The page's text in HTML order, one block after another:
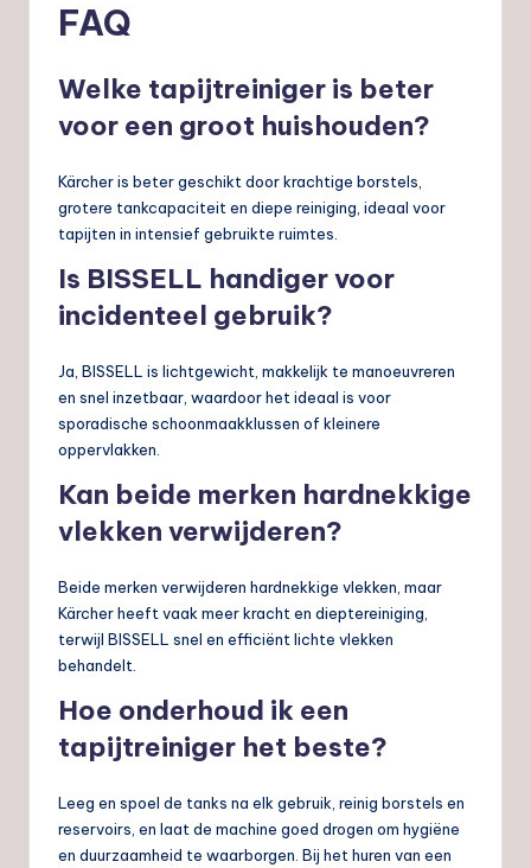
FAQ
Welke tapijtreiniger is beter
voor een groot huishouden?
Kärcher is beter geschikt door krachtige borstels,
grotere tankcapaciteit en diepe reiniging, ideaal voor
tapijten in intensief gebruikte ruimtes.
Is BISSELL handiger voor
incidenteel gebruik?
Ja, BISSELL is lichtgewicht, makkelijk te manoeuvreren
en snel inzetbaar, waardoor het ideaal is voor
sporadische schoonmaakklussen of kleinere
oppervlakken.
Kan beide merken hardnekkige
vlekken verwijderen?
Beide merken verwijderen hardnekkige vlekken, maar
Kärcher heeft vaak meer kracht en dieptereiniging,
terwijl BISSELL snel en efficiënt lichte vlekken
behandelt.
Hoe onderhoud ik een
tapijtreiniger het beste?
Leeg en spoel de tanks na elk gebruik, reinig borstels en
reservoirs, en laat de machine goed drogen om hygiëne
en duurzaamheid te waarborgen. Bij het huren van een